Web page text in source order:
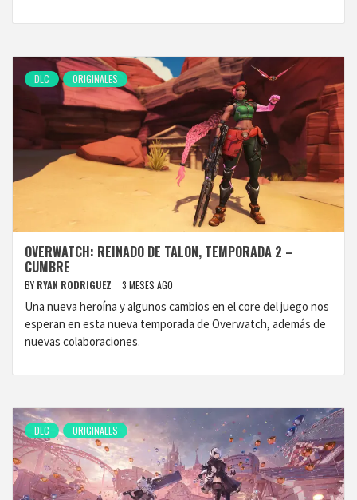
DLC ORIGINALES
OVERWATCH: REINADO DE TALON, TEMPORADA 2 –
CUMBRE
BY RYAN RODRIGUEZ 3 MESES AGO
Una nueva heroína y algunos cambios en el core del juego nos
esperan en esta nueva temporada de Overwatch, además de
nuevas colaboraciones.
DLC ORIGINALES